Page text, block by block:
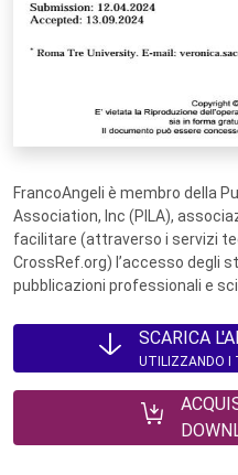
FrancoAngeli è membro della
Association, Inc (PILA),
facilitare (attraverso i servizi
CrossRef.org) l’accesso degli
pubblicazioni professionali e
SCARICA
UTILIZZANDO I